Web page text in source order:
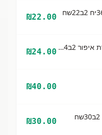
₪22.00
אינטרסן מארז פדים להסרת איפור 2ב24שח ₪24.00
₪40.00
₪30.00